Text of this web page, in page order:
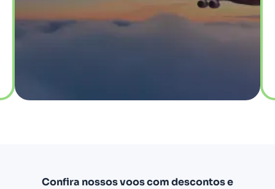
Confira nossos voos com descontos e